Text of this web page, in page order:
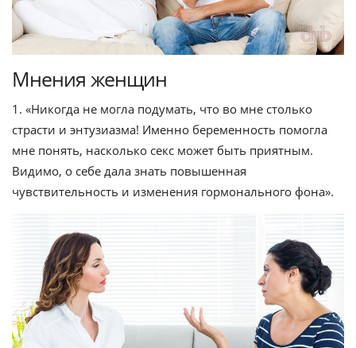
Мнения женщин
1. «Никогда не могла подумать, что во мне столько
страсти и энтузиазма! Именно беременность помогла
мне понять, насколько секс может быть приятным.
Видимо, о себе дала знать повышенная
чувствительность и изменения гормонального фона».